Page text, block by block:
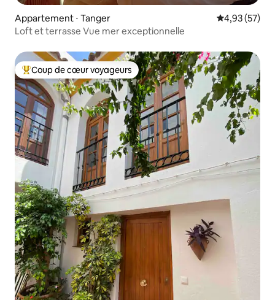
Appartement ⋅ Tanger Évaluation
4,93 (57)
Loft et terrasse Vue mer exceptionnelle
Coups de cœur voyageurs les plus appréciés
Coup de cœur voyageurs